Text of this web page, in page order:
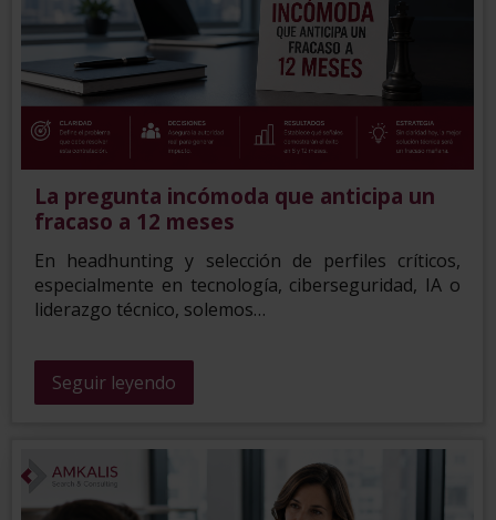
La pregunta incómoda que anticipa un
fracaso a 12 meses
En headhunting y selección de perfiles críticos,
especialmente en tecnología, ciberseguridad, IA o
liderazgo técnico, solemos…
Seguir leyendo